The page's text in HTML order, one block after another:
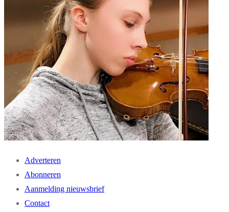
Adverteren
Abonneren
Aanmelding nieuwsbrief
Contact